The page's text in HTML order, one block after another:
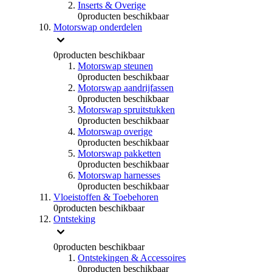
Inserts & Overige
0producten beschikbaar
Motorswap onderdelen
0producten beschikbaar
Motorswap steunen
0producten beschikbaar
Motorswap aandrijfassen
0producten beschikbaar
Motorswap spruitstukken
0producten beschikbaar
Motorswap overige
0producten beschikbaar
Motorswap pakketten
0producten beschikbaar
Motorswap harnesses
0producten beschikbaar
Vloeistoffen & Toebehoren
0producten beschikbaar
Ontsteking
0producten beschikbaar
Ontstekingen & Accessoires
0producten beschikbaar